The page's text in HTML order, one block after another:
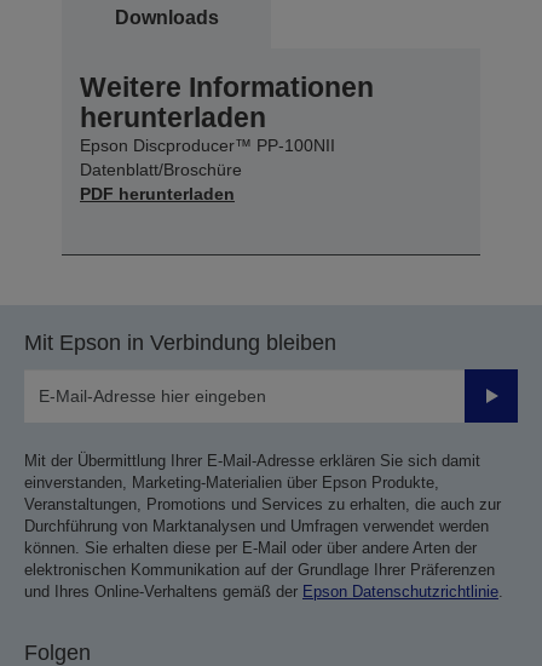
Downloads
Weitere Informationen
herunterladen
Epson Discproducer™ PP-100NII
Datenblatt/Broschüre
PDF herunterladen
Mit Epson in Verbindung bleiben
Mit der Übermittlung Ihrer E-Mail-Adresse erklären Sie sich damit
einverstanden, Marketing-Materialien über Epson Produkte,
Veranstaltungen, Promotions und Services zu erhalten, die auch zur
Durchführung von Marktanalysen und Umfragen verwendet werden
können. Sie erhalten diese per E-Mail oder über andere Arten der
elektronischen Kommunikation auf der Grundlage Ihrer Präferenzen
und Ihres Online-Verhaltens gemäß der Epson Datenschutzrichtlinie
Folgen